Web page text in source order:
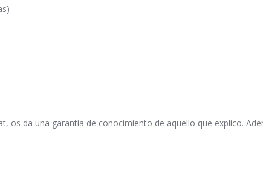
os da una garantía de conocimiento de aquello que explico.